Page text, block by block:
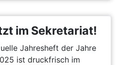
im Sekretariat!
Jahresheft der Jahre
ist druckfrisch im